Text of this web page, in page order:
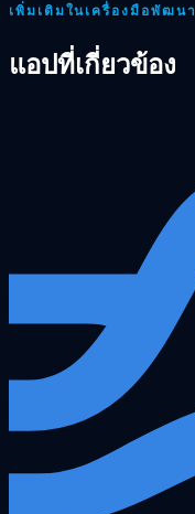
เพิ่มเติมในเครื่องมือพัฒนา
แอปที่เกี่ยวข้อง